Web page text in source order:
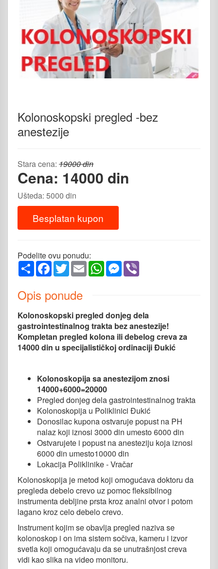
Kolonoskopski pregled -bez
anestezije
Stara cena: 19000 din
Cena: 14000 din
Ušteda: 5000 din
Besplatan kupon
Podelite ovu ponudu:
ShareFacebook
TwitterEmailWhatsAppMessenger
Opis ponude
Kolonoskopski pregled donjeg dela
gastrointestinalnog trakta bez anestezije!
Kompletan pregled kolona ili debelog creva za
14000 din u specijalističkoj ordinaciji Đukić
Kolonoskopija sa anestezijom znosi
14000+6000=20000
Pregled donjeg dela gastrointestinalnog trakta
Kolonoskopija u Poliklinici Đukić
Donosilac kupona ostvaruje popust na PH
nalaz koji iznosi 3000 din umesto 6000 din
Ostvarujete i popust na anesteziju koja iznosi
6000 din umesto10000 din
Lokacija Poliklinike - Vračar
Kolonoskopija je metod koji omogućava doktoru da
pregleda debelo crevo uz pomoc fleksibilnog
instrumenta debljine prsta kroz analni otvor i potom
lagano kroz celo debelo crevo.
Instrument kojim se obavlja pregled naziva se
kolonoskop i on ima sistem sočiva, kameru i izvor
svetla koji omogućavaju da se unutrašnjost creva
vidi kao slika na video monitoru.